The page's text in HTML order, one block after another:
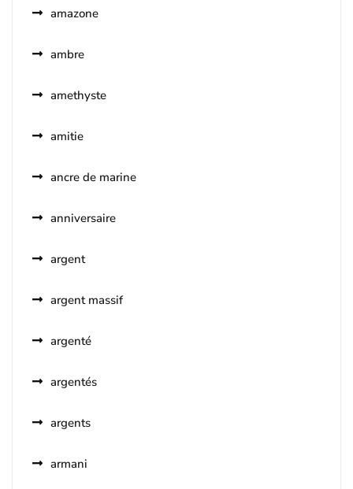
amazone
ambre
amethyste
amitie
ancre de marine
anniversaire
argent
argent massif
argenté
argentés
argents
armani